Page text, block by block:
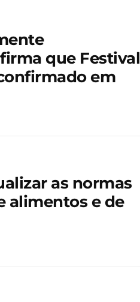
que Festival
em
as normas
alimentos e de